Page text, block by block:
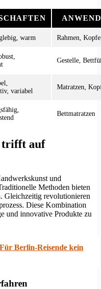
warm Rahmen,
Gestelle,
variabel
Matratzen,
Bettmatratzen
trifft auf
und
Methoden bieten
Gleichzeitig revolutionieren
Diese Kombination
und innovative Produkte zu
Berlin-Reisende kein